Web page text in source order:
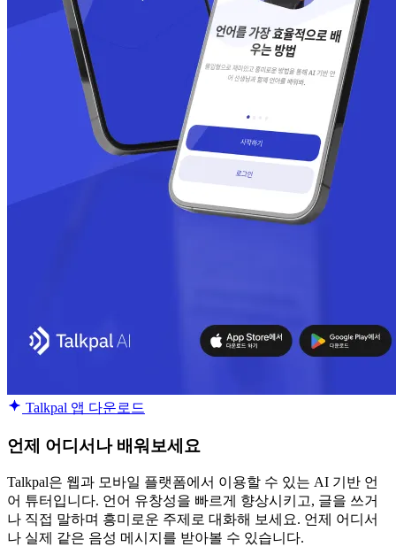
Talkpal 앱 다운로드
언제 어디서나 배워보세요
Talkpal은 웹과 모바일 플랫폼에서 이용할 수 있는 AI 기반 언
어 튜터입니다. 언어 유창성을 빠르게 향상시키고, 글을 쓰거
나 직접 말하며 흥미로운 주제로 대화해 보세요. 언제 어디서
나 실제 같은 음성 메시지를 받아볼 수 있습니다.